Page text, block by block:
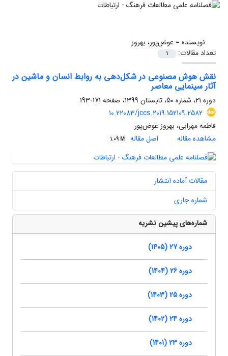
نویسنده = عوض‌پور، بهروز
تعداد مقالات:
1
نقش هوش مصنوعی در شکل‌دهی به روابط انسان و ماشین در
آثار سینمایی معاصر
دوره 21، شماره 50، تابستان 1399، صفحه
171-193
10.22083/jccs.2019.152109.2582
فاطمه مهرابی، بهروز عوض‌پور
مشاهده مقاله
اصل مقاله 1.09 M
مقالات آماده انتشار
شماره جاری
شماره‌های پیشین نشریه
دوره 27 (1405)
دوره 26 (1404)
دوره 25 (1403)
دوره 24 (1402)
دوره 23 (1401)